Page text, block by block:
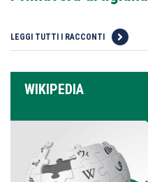
LEGGI TUTTI I RACCONTI
WIKIPEDIA